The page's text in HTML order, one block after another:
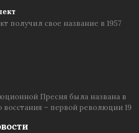
получил свое название в 1957
Пресня была названа в
восстания – первой революции 19